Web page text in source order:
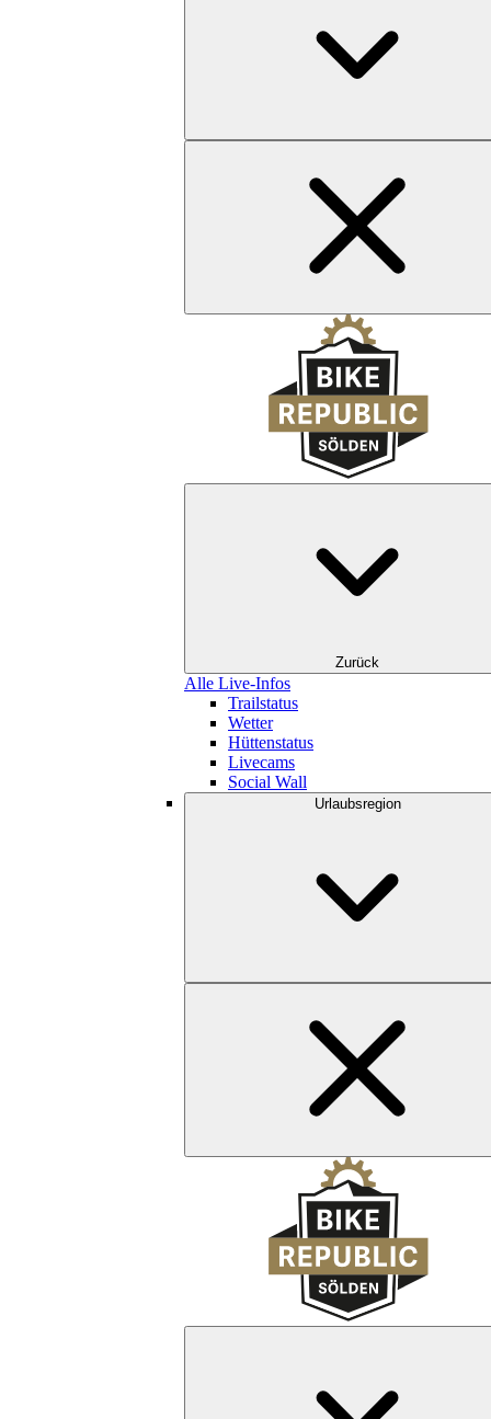
Zurück
Alle Live-Infos
Trailstatus
Wetter
Hüttenstatus
Livecams
Social Wall
Urlaubsregion